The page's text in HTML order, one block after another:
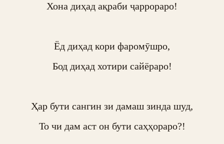
Хона диҳад ақраби ҷаррораро!
Ёд диҳад кори фаромӯшро,
Бод диҳад хотири сайёраро!
Ҳар бути сангин зи дамаш зинда шуд,
То чи дам аст он бути саҳҳораро?!